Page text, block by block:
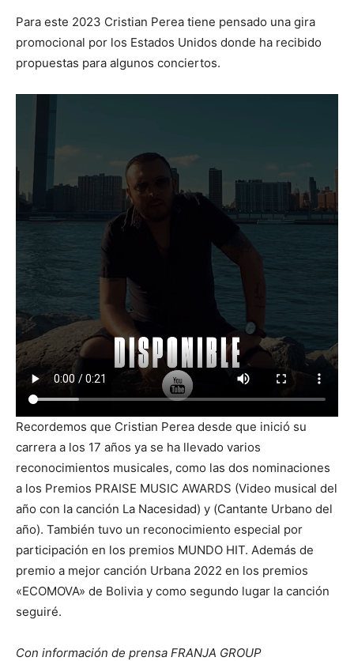
Para este 2023 Cristian Perea tiene pensado una gira
promocional por los Estados Unidos donde ha recibido
propuestas para algunos conciertos.
Recordemos que Cristian Perea desde que inició su
carrera a los 17 años ya se ha llevado varios
reconocimientos musicales, como las dos nominaciones
a los Premios PRAISE MUSIC AWARDS (Video musical del
año con la canción La Nacesidad) y (Cantante Urbano del
año). También tuvo un reconocimiento especial por
participación en los premios MUNDO HIT. Además de
premio a mejor canción Urbana 2022 en los premios
«ECOMOVA» de Bolivia y como segundo lugar la canción
seguiré.
Con información de prensa FRANJA GROUP